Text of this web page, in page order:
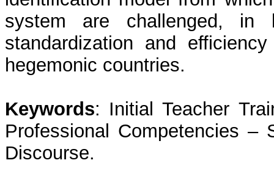
system are challenged,
standardization and
hegemonic countries.
Keywords: Initial Teacher
Professional Competencies –
Discourse.